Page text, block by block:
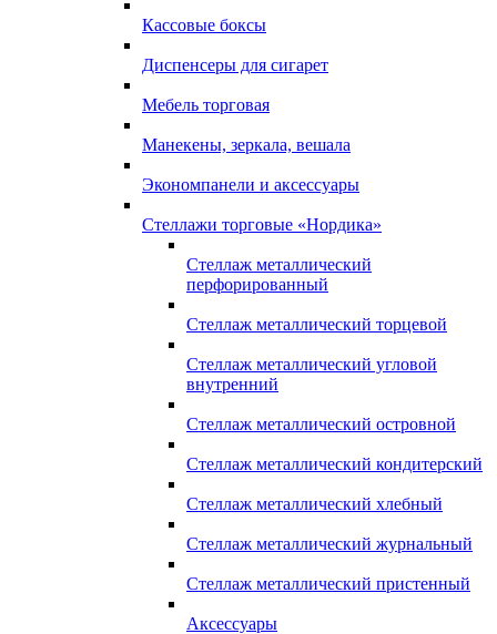
Кассовые боксы
Диспенсеры для сигарет
Мебель торговая
Манекены, зеркала, вешала
Экономпанели и аксессуары
Стеллажи торговые «Нордика»
Стеллаж металлический
перфорированный
Стеллаж металлический торцевой
Стеллаж металлический угловой
внутренний
Стеллаж металлический островной
Стеллаж металлический кондитерский
Стеллаж металлический хлебный
Стеллаж металлический журнальный
Стеллаж металлический пристенный
Аксессуары